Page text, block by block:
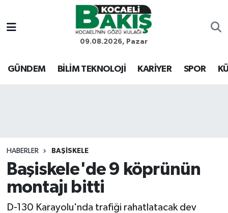
09.08.2026, Pazar
GÜNDEM BİLİM TEKNOLOJİ KARİYER SPOR
HABERLER BAŞİSKELE
Başiskele'de 9 köprünün
montajı bitti
D-130 Karayolu'nda trafiği rahatlatacak dev
Kocaeli Nöbetçi Eczaneler
Kocaeli Hava Durumu
Son Dakika Haberleri
Haber Arşivi